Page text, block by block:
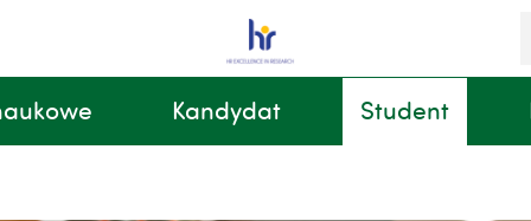
Kandydat Student